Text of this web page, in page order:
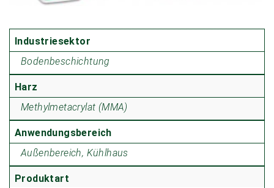
Industriesektor
Bodenbeschichtung
Harz
Methylmetacrylat (MMA)
Anwendungsbereich
Außenbereich, Kühlhaus
Produktart